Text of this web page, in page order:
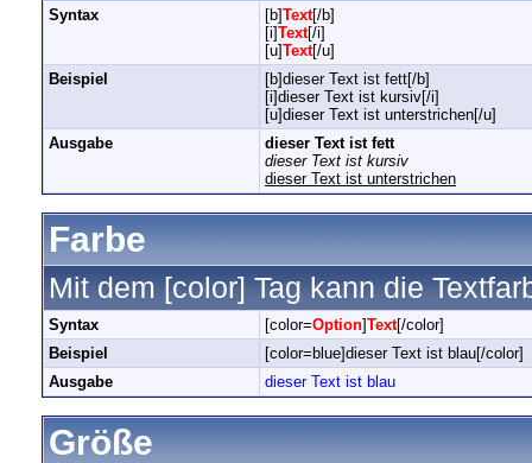
Syntax [b]Text[/b]
[i]Text[/i]
[u]Text[/u]
Beispiel
[b]dieser Text ist fett[/b]
[i]dieser Text ist kursiv[/i]
[u]dieser Text ist unterstrichen[/u]
Ausgabe
dieser Text ist fett
dieser Text ist kursiv
dieser Text ist unterstrichen
Farbe
Mit dem [color] Tag kann die
Syntax [color=Option]Text[/color]
Beispiel
[color=blue]dieser Text ist blau[/color]
Ausgabe
dieser Text ist blau
Größe